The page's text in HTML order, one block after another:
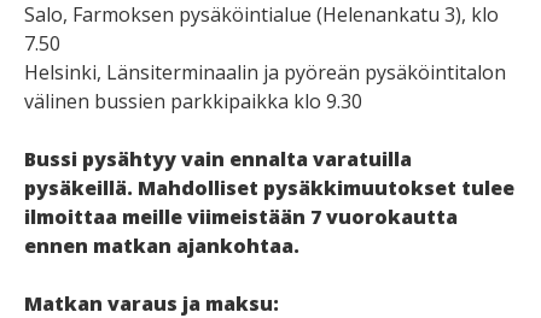
Salo, Farmoksen pysäköintialue (Helenankatu 3), klo
7.50
Helsinki, Länsiterminaalin ja pyöreän pysäköintitalon
välinen bussien parkkipaikka klo 9.30
Bussi pysähtyy vain ennalta varatuilla
pysäkeillä. Mahdolliset pysäkkimuutokset tulee
ilmoittaa meille viimeistään 7 vuorokautta
ennen matkan ajankohtaa.
Matkan varaus ja maksu: